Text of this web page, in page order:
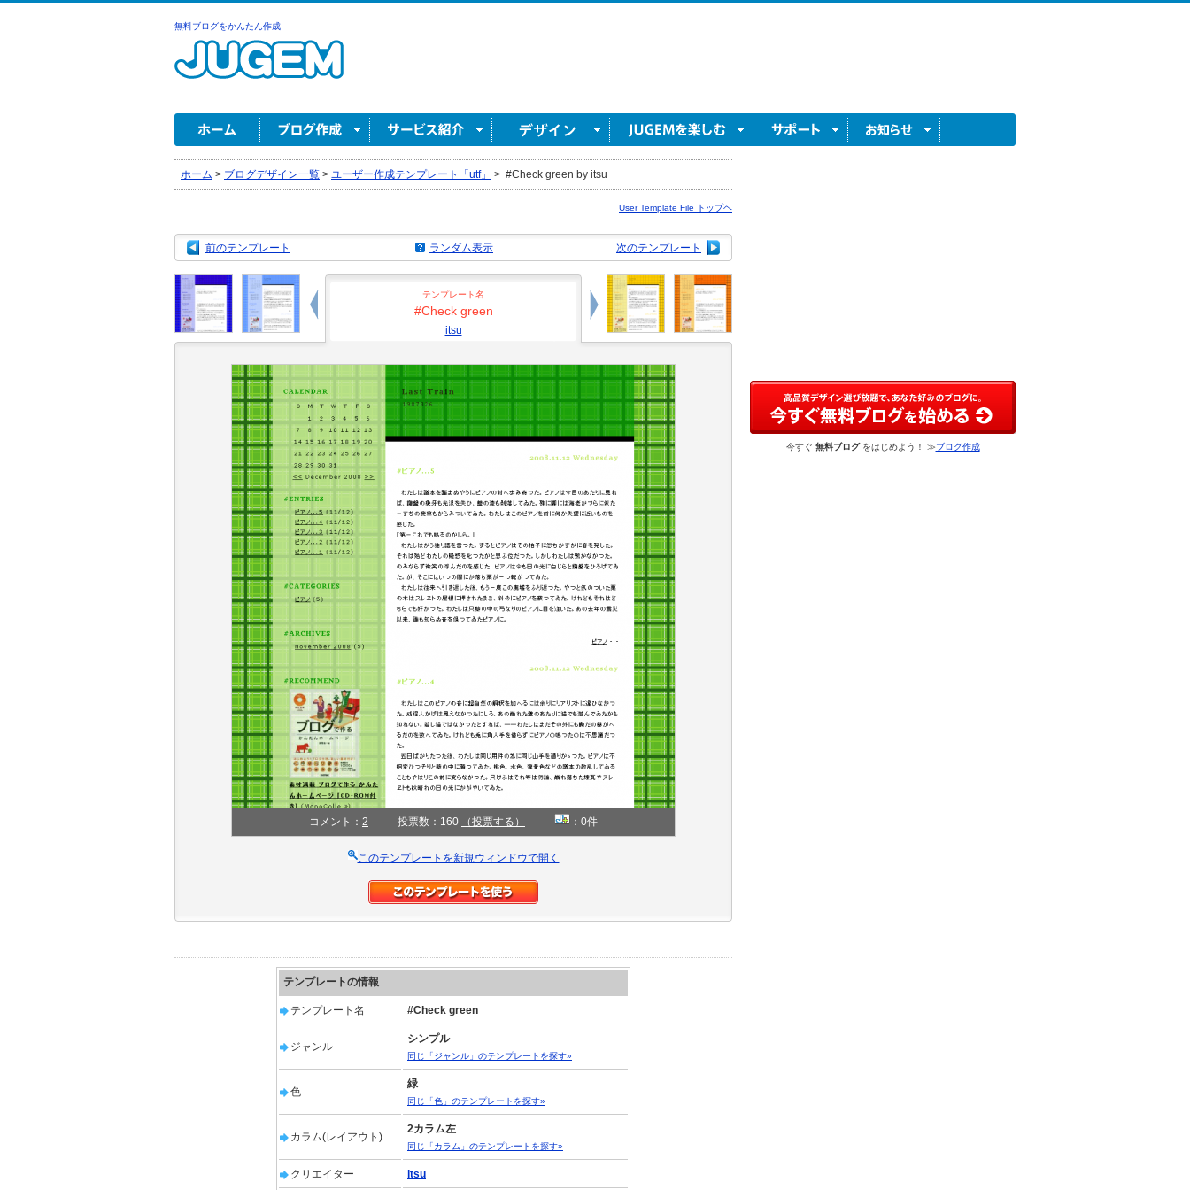
無料ブログをかんたん作成
ホーム > ブログデザイン一覧 > ユーザー作成テンプレート「utf」 > #Check green by itsu
User Template File トップヘ
前のテンプレート 次のテンプレート
ランダム表示
テンプレート名
#Check green
itsu
コメント： 2 投票数：160 （投票する） ：0件
このテンプレートを新規ウィンドウで開く
テンプレートの情報
テンプレート名 #Check green
ジャンル
シンプル
同じ「ジャンル」のテンプレートを探す»
色
緑
同じ「色」のテンプレートを探す»
カラム(レイアウト)
2カラム左
同じ「カラム」のテンプレートを探す»
クリエイター itsu
今すぐ 無料ブログをはじめよう！ ≫ブログ作成